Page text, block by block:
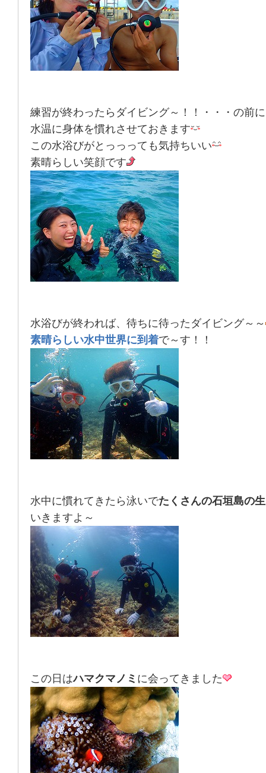
練習が終わったらダイビング～！！・・・の前
水温に身体を慣れさせておきます
この水浴びがとっっっても気持ちいい
素晴らしい笑顔です
水浴びが終われば、待ちに待ったダイビング～～
素晴らしい水中世界に到着で～す！！
水中に慣れてきたら泳いでたくさんの石垣島の
いきますよ～
この日はハマクマノミ に会ってきました